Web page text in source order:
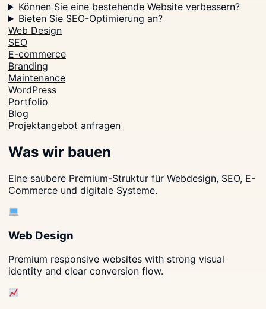
Können Sie eine bestehende Website verbessern?
Bieten Sie SEO-Optimierung an?
Web Design
SEO
E-commerce
Branding
Maintenance
WordPress
Portfolio
Blog
Projektangebot anfragen
Was wir bauen
Eine saubere Premium-Struktur für Webdesign, SEO, E-
Commerce und digitale Systeme.
Web Design
Premium responsive websites with strong visual
identity and clear conversion flow.